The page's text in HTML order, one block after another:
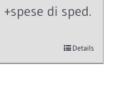
di sped.
Details